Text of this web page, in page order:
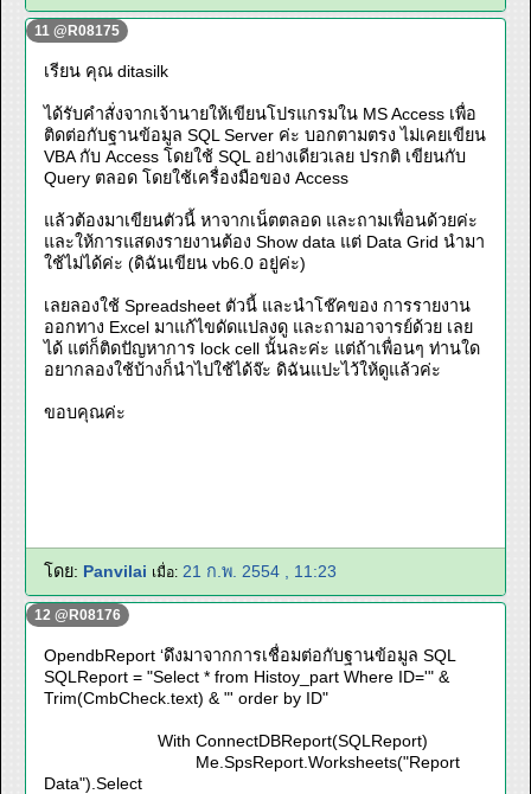
11 @R08175
เรียน คุณ ditasilk
ได้รับคำสั่งจากเจ้านายให้เขียนโปรแกรมใน MS Access เพื่อ
ติดต่อกับฐานข้อมูล SQL Server ค่ะ บอกตามตรง ไม่เคยเขียน
VBA กับ Access โดยใช้ SQL อย่างเดียวเลย ปรกติ เขียนกับ
Query ตลอด โดยใช้เครื่องมือของ Access
แล้วต้องมาเขียนตัวนี้ หาจากเน็ตตลอด และถามเพื่อนด้วยค่ะ
และให้การแสดงรายงานต้อง Show data แต่ Data Grid นำมา
ใช้ไม่ได้ค่ะ (ดิฉันเขียน vb6.0 อยู่ค่ะ)
เลยลองใช้ Spreadsheet ตัวนี้ และนำโช๊คของ การรายงาน
ออกทาง Excel มาแก้ไขดัดแปลงดู และถามอาจารย์ด้วย เลย
ได้ แต่ก็ติดปัญหาการ lock cell นั้นละค่ะ แต่ถ้าเพื่อนๆ ท่านใด
อยากลองใช้บ้างก็นำไปใช้ได้จ๊ะ ดิฉันแปะไว้ให้ดูแล้วค่ะ
ขอบคุณค่ะ
โดย: Panvilai เมื่อ: 21 ก.พ. 2554 , 11:23
12 @R08176
OpendbReport ‘ดึงมาจากการเชื่อมต่อกับฐานข้อมูล SQL
SQLReport = "Select * from Histoy_part Where ID='" &
Trim(CmbCheck.text) & "' order by ID"
With ConnectDBReport(SQLReport)
Me.SpsReport.Worksheets("Report
Data").Select